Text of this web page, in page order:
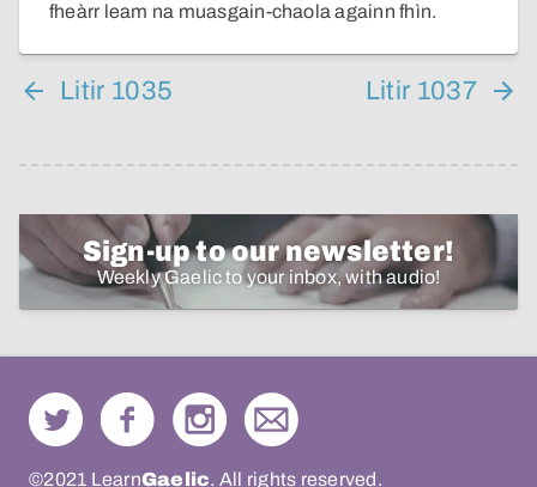
fheàrr leam na muasgain-chaola againn fhìn.
Litir 1035 Litir 1037
Sign-up to our newsletter!
Weekly Gaelic to your inbox, with audio!
©2021 LearnGaelic. All rights reserved.